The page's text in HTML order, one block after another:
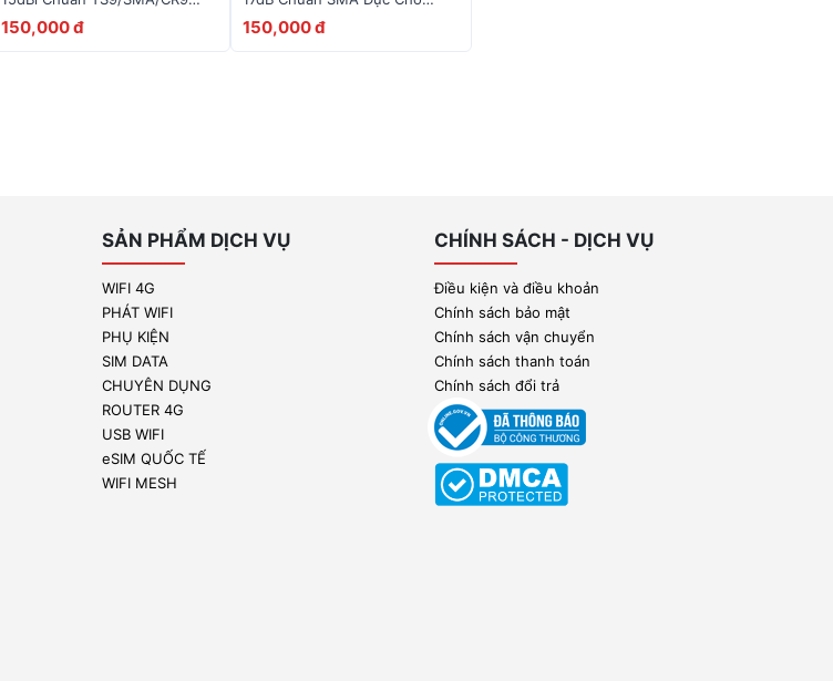
30cm
150,000 đ
Router 4G
150,000 đ
SẢN PHẨM DỊCH VỤ
WIFI 4G
PHÁT WIFI
PHỤ KIỆN
SIM DATA
CHUYÊN DỤNG
ROUTER 4G
USB WIFI
eSIM QUỐC TẾ
WIFI MESH
CHÍNH SÁCH - DỊCH VỤ
Điều kiện và điều khoản
Chính sách bảo mật
Chính sách vận chuyển
Chính sách thanh toán
Chính sách đổi trả